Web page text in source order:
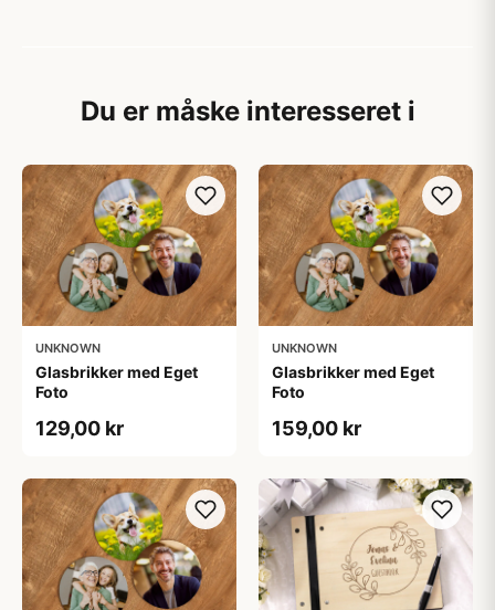
Du er måske interesseret i
UNKNOWN
Glasbrikker med Eget
Foto
129,00 kr
UNKNOWN
Glasbrikker med Eget
Foto
159,00 kr